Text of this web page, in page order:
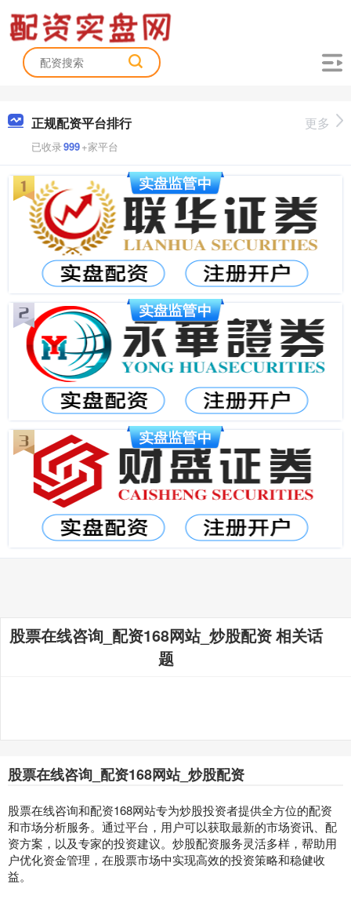
正规配资平台排行
已收录999+家平台
更多
股票在线咨询_配资168网站_炒股配资 相关话
题
股票在线咨询_配资168网站_炒股配资
股票在线咨询和配资168网站专为炒股投资者提供全方位的配资
和市场分析服务。通过平台，用户可以获取最新的市场资讯、配
资方案，以及专家的投资建议。炒股配资服务灵活多样，帮助用
户优化资金管理，在股票市场中实现高效的投资策略和稳健收
益。